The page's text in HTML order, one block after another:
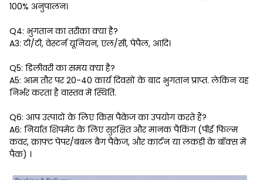
100% अनुपालन।
Q4: भुगतान का तरीका क्या है?
A3: टी/टी, वेस्टर्न यूनियन, एल/सी, पेपैल, आदि।
Q5: डिलीवरी का समय क्या है?
A5: आम तौर पर 20-40 कार्य दिवसों के बाद भुगतान प्राप्त. लेकिन यह
निर्भर करता है वास्तव में स्थिति.
Q6: आप उत्पादों के लिए किस पैकेज का उपयोग करते हैं?
A6: निर्यात शिपमेंट के लिए सुरक्षित और मानक पैकिंग (पीई फिल्म
कवर, क्राफ्ट पेपर/बबल बैग पैकेज, और कार्टन या लकड़ी के बॉक्स में
पैक) ।